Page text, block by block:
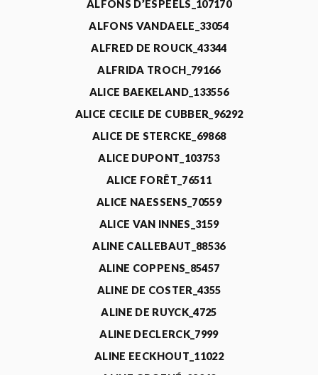
ALFONS D’ESPEELS_107170
ALFONS VANDAELE_33054
ALFRED DE ROUCK_43344
ALFRIDA TROCH_79166
ALICE BAEKELAND_133556
ALICE CECILE DE CUBBER_96292
ALICE DE STERCKE_69868
ALICE DUPONT_103753
ALICE FORÊT_76511
ALICE NAESSENS_70559
ALICE VAN INNES_3159
ALINE CALLEBAUT_88536
ALINE COPPENS_85457
ALINE DE COSTER_4355
ALINE DE RUYCK_4725
ALINE DECLERCK_7999
ALINE EECKHOUT_11022